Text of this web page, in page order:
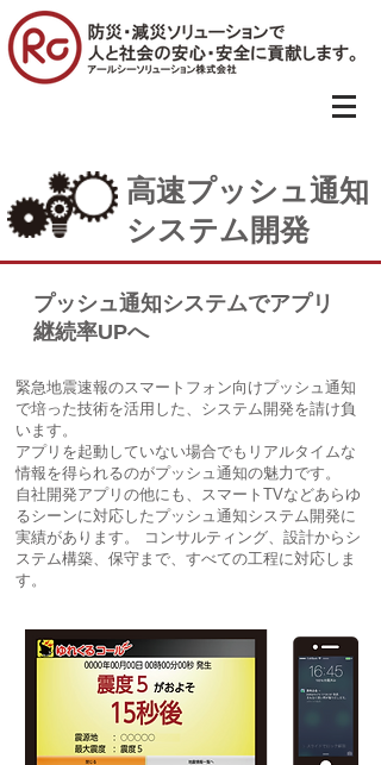
高速プッシュ通知
システム開発
プッシュ通知システムでアプリ
継続率UPへ
緊急地震速報のスマートフォン向けプッシュ通知
で培った技術を活用した、システム開発を請け負
います。
アプリを起動していない場合でもリアルタイムな
情報を得られるのがプッシュ通知の魅力です。
自社開発アプリの他にも、スマートTVなどあらゆ
るシーンに対応したプッシュ通知システム開発に
実績があります。 コンサルティング、設計からシ
ステム構築、保守まで、すべての工程に対応しま
す。